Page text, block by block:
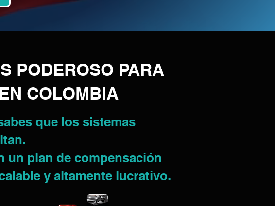
PODEROSO PARA
COLOMBIA
que los sistemas
un plan de compensación
y altamente lucrativo.